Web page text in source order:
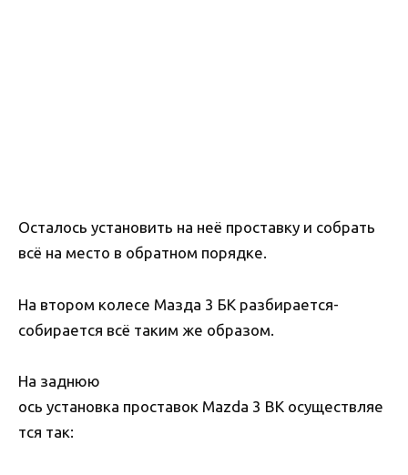
Осталось установить на неё проставку и собрать
всё на место в обратном порядке.
На втором колесе Мазда 3 БК разбирается-
собирается всё таким же образом.
На заднюю
ось установка проставок Mazda 3 BK осуществляе
тся так: